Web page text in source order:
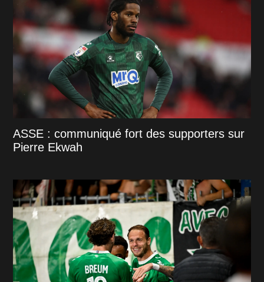
ASSE : communiqué fort des supporters sur
Pierre Ekwah